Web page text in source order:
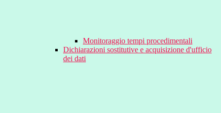
Monitoraggio tempi procedimentali
Dichiarazioni sostitutive e acquisizione d'ufficio
dei dati